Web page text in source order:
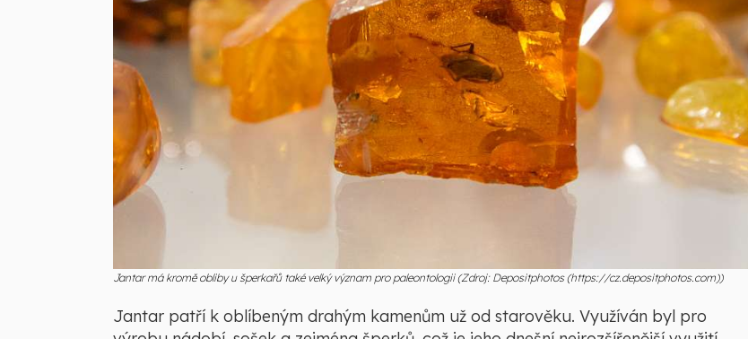
Jantar má kromě obliby u šperkařů také velký význam pro paleontologii (Zdroj: Depositphotos (https://cz.depositphotos.com))
Jantar patří k oblíbeným drahým kamenům už od starověku. Využíván byl pro